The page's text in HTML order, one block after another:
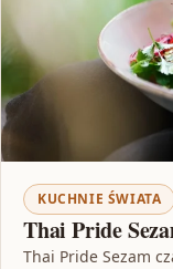
KUCHNIE ŚWIATA
Thai Pride
Thai Pride Sezam